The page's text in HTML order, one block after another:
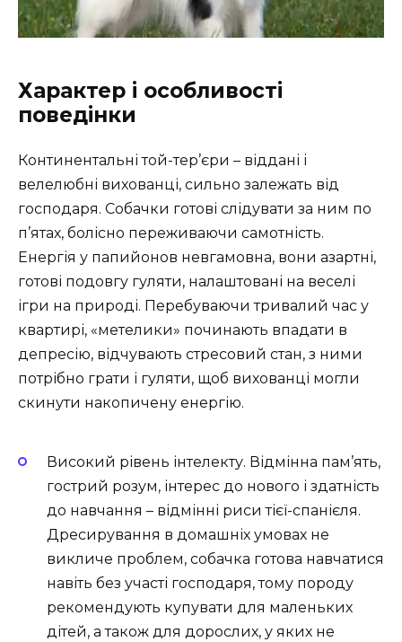
Характер і особливості
поведінки
Континентальні той-тер’єри – віддані і
велелюбні вихованці, сильно залежать від
господаря. Собачки готові слідувати за ним по
п’ятах, болісно переживаючи самотність.
Енергія у папийонов невгамовна, вони азартні,
готові подовгу гуляти, налаштовані на веселі
ігри на природі. Перебуваючи тривалий час у
квартирі, «метелики» починають впадати в
депресію, відчувають стресовий стан, з ними
потрібно грати і гуляти, щоб вихованці могли
скинути накопичену енергію.
Високий рівень інтелекту. Відмінна пам’ять,
гострий розум, інтерес до нового і здатність
до навчання – відмінні риси тієї-спанієля.
Дресирування в домашніх умовах не
викличе проблем, собачка готова навчатися
навіть без участі господаря, тому породу
рекомендують купувати для маленьких
дітей, а також для дорослих, у яких не